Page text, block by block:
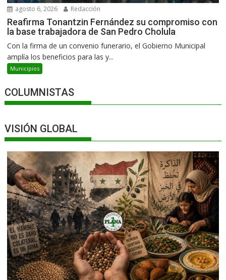
agosto 6, 2026 Redacción
Reafirma Tonantzin Fernández su compromiso con
la base trabajadora de San Pedro Cholula
Con la firma de un convenio funerario, el Gobierno Municipal
amplía los beneficios para las y...
Municipios
COLUMNISTAS
VISIÓN GLOBAL